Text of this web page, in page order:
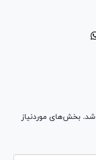
بخش‌های موردنیاز